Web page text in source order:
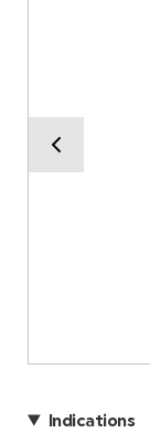
Indications